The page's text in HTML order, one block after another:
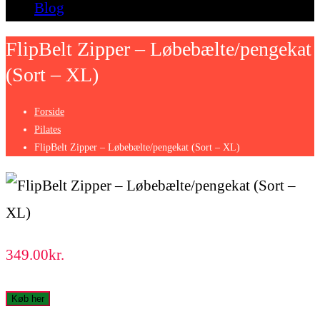
Blog
FlipBelt Zipper – Løbebælte/pengekat
(Sort – XL)
Forside
Pilates
FlipBelt Zipper – Løbebælte/pengekat (Sort – XL)
349.00kr.
Køb her